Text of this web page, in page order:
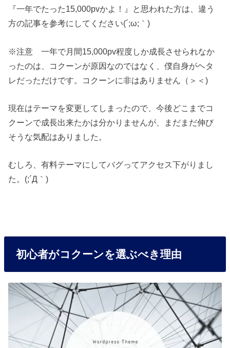
『一年でたった15,000pvかよ！』と思われた方は、違う
方の記事を参考にしてください(´;ω;｀)
※注意 一年で月間15,000pv程度しか成長させられなか
ったのは、コクーンが原因なのではなく、僕自身がヘタ
レだっただけです。コクーンに非はありません（＞＜)
現在はテーマを変更してしまったので、今後どこまでコ
クーンで成長出来たかは分かりませんが、まだまだ伸び
そうな気配はありました。
むしろ、有料テーマにしてバグってアクセス下がりまし
た。(;´Д｀)
初心者がコクーンを選ぶべき理由